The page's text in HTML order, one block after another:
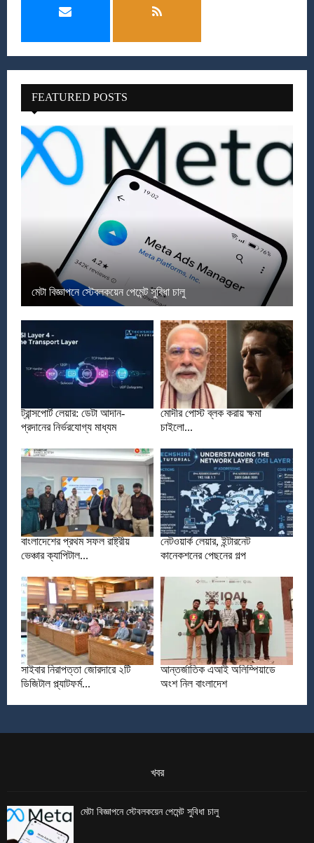
FEATURED POSTS
মেটা বিজ্ঞাপনে স্টেবলকয়েন পেমেন্ট সুবিধা চালু
ট্রান্সপোর্ট লেয়ার: ডেটা আদান-
প্রদানের নির্ভরযোগ্য মাধ্যম
মোদীর পোস্ট ব্লক করায় ক্ষমা
চাইলো...
বাংলাদেশের প্রথম সফল রাষ্ট্রীয়
ভেঞ্চার ক্যাপিটাল...
নেটওয়ার্ক লেয়ার, ইন্টারনেট
কানেকশনের পেছনের গল্প
সাইবার নিরাপত্তা জোরদারে ২টি
ডিজিটাল প্ল্যাটফর্ম...
আন্তর্জাতিক এআই অলিম্পিয়াডে
অংশ নিল বাংলাদেশ
খবর
মেটা বিজ্ঞাপনে স্টেবলকয়েন পেমেন্ট সুবিধা চালু